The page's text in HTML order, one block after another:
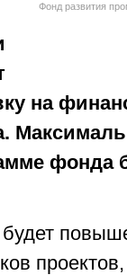
Фонд развития
на
фонда